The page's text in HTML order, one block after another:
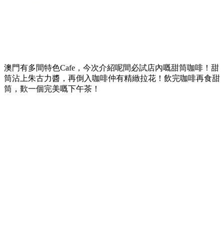
澳門有多間特色Cafe，今次介紹呢間必試店內嘅甜筒咖啡！甜
筒沾上朱古力醬，再倒入咖啡仲有精緻拉花！飲完咖啡再食甜
筒，歎一個完美嘅下午茶！